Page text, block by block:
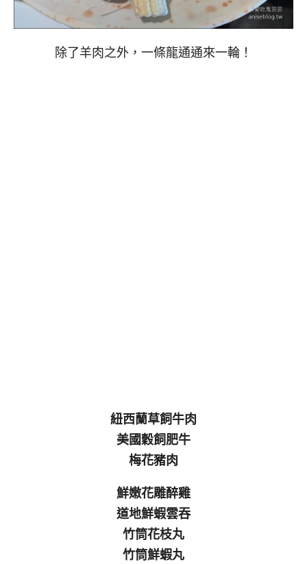
除了羊肉之外，一條龍通通來一輪！
紐西蘭草飼牛肉
美國穀飼肥牛
梅花豬肉
鮮嫩花雕醉雞
道地鮮蝦雲吞
竹筒花枝丸
竹筒鮮蝦丸